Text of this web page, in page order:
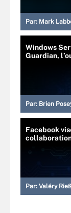
Par: Mark
Windows
Guardian,
Par: Brien
Facebook
Par: Valéry